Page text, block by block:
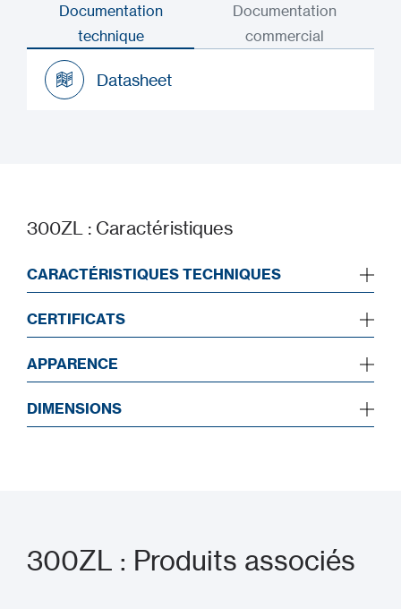
Documentation
technique
Documentation
commercial
Datasheet
300ZL : Caractéristiques
CARACTÉRISTIQUES TECHNIQUES
CERTIFICATS
APPARENCE
DIMENSIONS
300ZL : Produits associés